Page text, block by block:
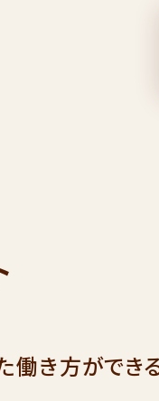
働き方ができ